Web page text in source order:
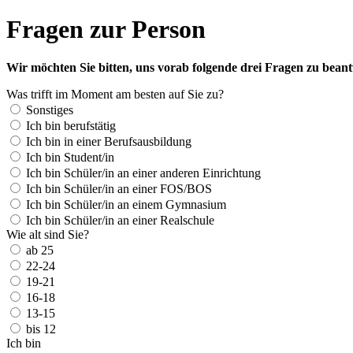
Fragen zur Person
Wir möchten Sie bitten, uns vorab folgende drei Fragen zu
Was trifft im Moment am besten auf Sie zu?
Sonstiges
Ich bin berufstätig
Ich bin in einer Berufsausbildung
Ich bin Student/in
Ich bin Schüler/in an einer anderen Einrichtung
Ich bin Schüler/in an einer FOS/BOS
Ich bin Schüler/in an einem Gymnasium
Ich bin Schüler/in an einer Realschule
Wie alt sind Sie?
ab 25
22-24
19-21
16-18
13-15
bis 12
Ich bin